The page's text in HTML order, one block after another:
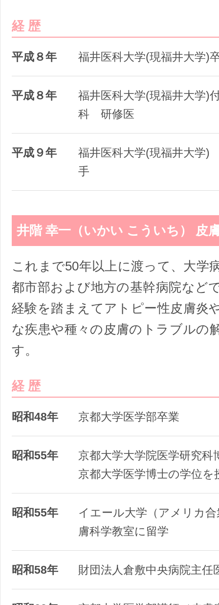
経 歴
平成８年 福井医科大学(現福井大学)
平成８年
福井医科大学(現福井大学)
科 研修医
平成９年
福井医科大学(現福井大学)
手
井階 幸一（いかい こういち） 皮
これまで50年以上に渡って、大学
都市部および地方の基幹病院など
経験を踏まえてアトピー性皮膚炎
な疾患や種々の皮膚のトラブルの
す。
経 歴
昭和48年 京都大学医学部卒業
昭和55年
京都大学大学院医学研究科
京都大学医学博士の学位を
昭和55年
イエール大学（アメリカ
膚科学教室に留学
昭和58年 財団法人倉敷中央病院主任